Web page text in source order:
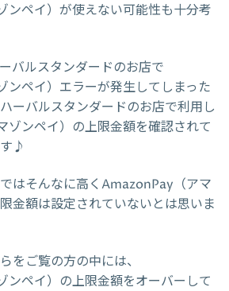
ンペイ）が使えない可能性も十分考
バルスタンダードのお店で
ンペイ）エラーが発生してしまった
ーバルスタンダードのお店で利用し
ゾンペイ）の上限金額を確認されて
♪
はそんなに高くAmazonPay（アマ
金額は設定されていないとは思いま
をご覧の方の中には、
ンペイ）の上限金額をオーバーして